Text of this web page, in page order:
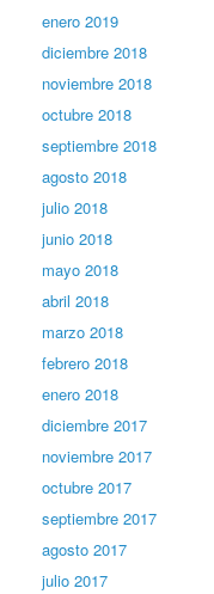
enero 2019
diciembre 2018
noviembre 2018
octubre 2018
septiembre 2018
agosto 2018
julio 2018
junio 2018
mayo 2018
abril 2018
marzo 2018
febrero 2018
enero 2018
diciembre 2017
noviembre 2017
octubre 2017
septiembre 2017
agosto 2017
julio 2017